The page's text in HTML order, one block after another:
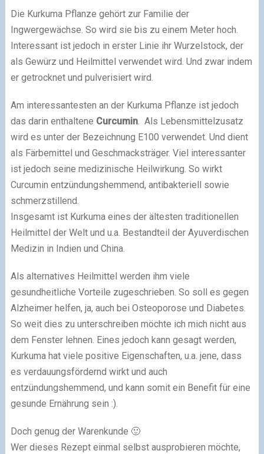
Die Kurkuma Pflanze gehört zur Familie der
Ingwergewächse. So wird sie bis zu einem Meter hoch.
Interessant ist jedoch in erster Linie ihr Wurzelstock, der
als Gewürz und Heilmittel verwendet wird. Und zwar indem
er getrocknet und pulverisiert wird.
Am interessantesten an der Kurkuma Pflanze ist jedoch
das darin enthaltene Curcumin. Als Lebensmittelzusatz
wird es unter der Bezeichnung E100 verwendet. Und dient
als Färbemittel und Geschmacksträger. Viel interessanter
ist jedoch seine medizinische Heilwirkung. So wirkt
Curcumin entzündungshemmend, antibakteriell sowie
schmerzstillend.
Insgesamt ist Kurkuma eines der ältesten traditionellen
Heilmittel der Welt und u.a. Bestandteil der Ayuverdischen
Medizin in Indien und China.
Als alternatives Heilmittel werden ihm viele
gesundheitliche Vorteile zugeschrieben. So soll es gegen
Alzheimer helfen, ja, auch bei Osteoporose und Diabetes.
So weit dies zu unterschreiben möchte ich mich nicht aus
dem Fenster lehnen. Eines jedoch kann gesagt werden,
Kurkuma hat viele positive Eigenschaften, u.a. jene, dass
es verdauungsfördernd wirkt und auch
entzündungshemmend, und kann somit ein Benefit für eine
gesunde Ernährung sein :).
Doch genug der Warenkunde 🙂
Wer dieses Rezept einmal selbst ausprobieren möchte,